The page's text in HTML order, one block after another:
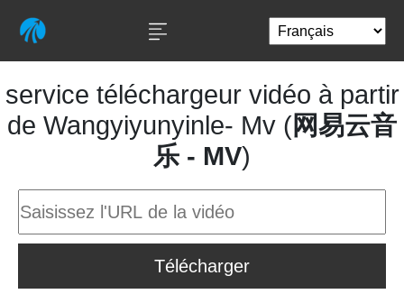
service téléchargeur vidéo à partir
de Wangyiyunyinle- Mv (网易云音
乐 - MV)
Télécharger